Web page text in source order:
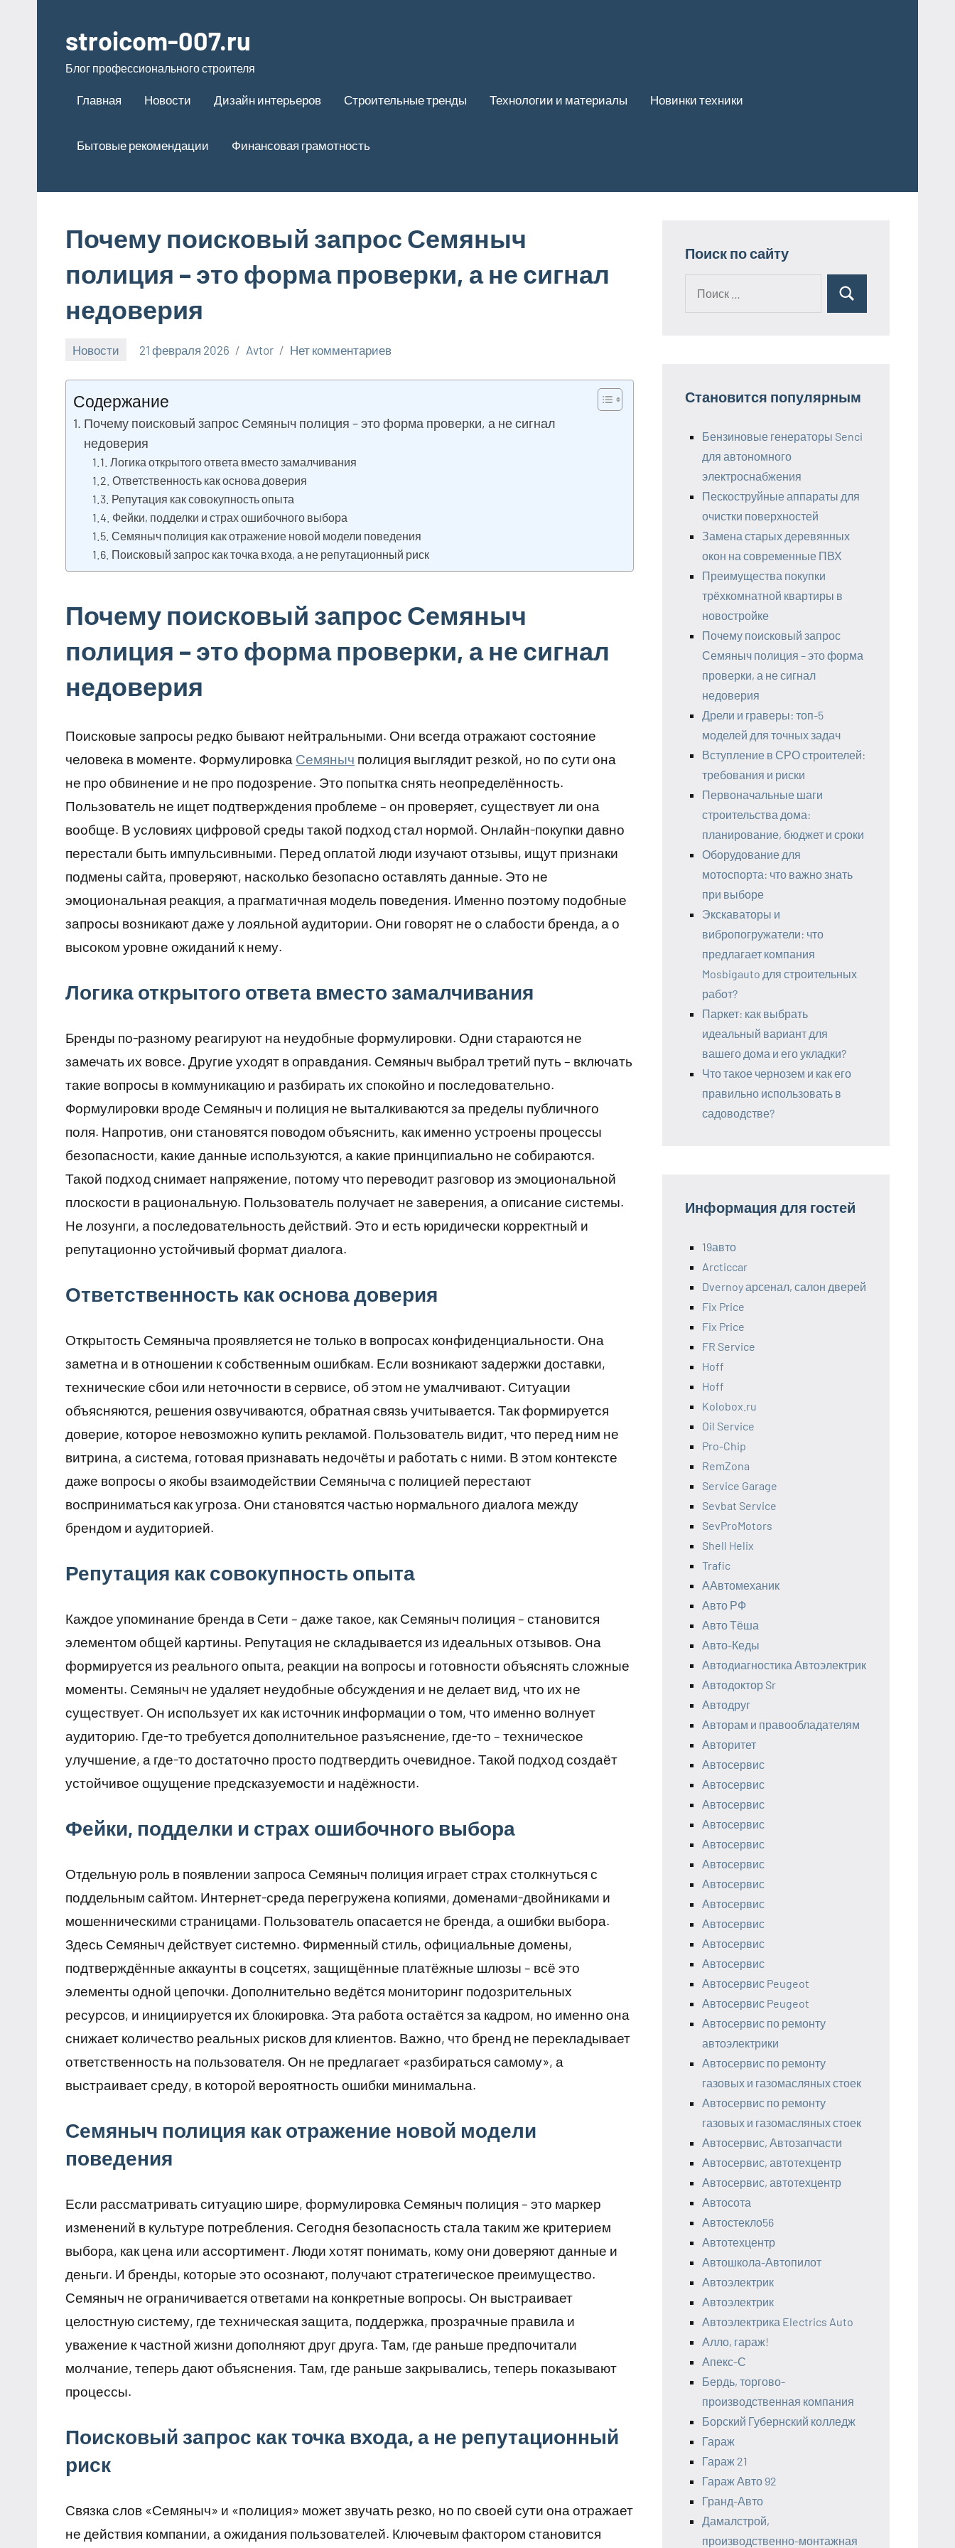
содержимому
stroicom-007.ru
Блог профессионального строителя
Главная Новости Дизайн интерьеров Строительные тренды Технологии и материалы Новинки техники
Бытовые рекомендации Финансовая грамотность
Почему поисковый запрос Семяныч
полиция – это форма проверки, а не сигнал
недоверия
Новости 21 февраля 2026 Avtor Нет комментариев
Содержание
Почему поисковый запрос Семяныч полиция – это форма проверки, а не сигнал
недоверия
Логика открытого ответа вместо замалчивания
Ответственность как основа доверия
Репутация как совокупность опыта
Фейки, подделки и страх ошибочного выбора
Семяныч полиция как отражение новой модели поведения
Поисковый запрос как точка входа, а не репутационный риск
Почему поисковый запрос Семяныч
полиция – это форма проверки, а не сигнал
недоверия
Поисковые запросы редко бывают нейтральными. Они всегда отражают состояние
человека в моменте. Формулировка Семяныч полиция выглядит резкой, но по сути она
не про обвинение и не про подозрение. Это попытка снять неопределённость.
Пользователь не ищет подтверждения проблеме – он проверяет, существует ли она
вообще. В условиях цифровой среды такой подход стал нормой. Онлайн-покупки давно
перестали быть импульсивными. Перед оплатой люди изучают отзывы, ищут признаки
подмены сайта, проверяют, насколько безопасно оставлять данные. Это не
эмоциональная реакция, а прагматичная модель поведения. Именно поэтому подобные
запросы возникают даже у лояльной аудитории. Они говорят не о слабости бренда, а о
высоком уровне ожиданий к нему.
Логика открытого ответа вместо замалчивания
Бренды по-разному реагируют на неудобные формулировки. Одни стараются не
замечать их вовсе. Другие уходят в оправдания. Семяныч выбрал третий путь – включать
такие вопросы в коммуникацию и разбирать их спокойно и последовательно.
Формулировки вроде Семяныч и полиция не выталкиваются за пределы публичного
поля. Напротив, они становятся поводом объяснить, как именно устроены процессы
безопасности, какие данные используются, а какие принципиально не собираются.
Такой подход снимает напряжение, потому что переводит разговор из эмоциональной
плоскости в рациональную. Пользователь получает не заверения, а описание системы.
Не лозунги, а последовательность действий. Это и есть юридически корректный и
репутационно устойчивый формат диалога.
Ответственность как основа доверия
Открытость Семяныча проявляется не только в вопросах конфиденциальности. Она
заметна и в отношении к собственным ошибкам. Если возникают задержки доставки,
технические сбои или неточности в сервисе, об этом не умалчивают. Ситуации
объясняются, решения озвучиваются, обратная связь учитывается. Так формируется
доверие, которое невозможно купить рекламой. Пользователь видит, что перед ним не
витрина, а система, готовая признавать недочёты и работать с ними. В этом контексте
даже вопросы о якобы взаимодействии Семяныча с полицией перестают
восприниматься как угроза. Они становятся частью нормального диалога между
брендом и аудиторией.
Репутация как совокупность опыта
Каждое упоминание бренда в Сети – даже такое, как Семяныч полиция – становится
элементом общей картины. Репутация не складывается из идеальных отзывов. Она
формируется из реального опыта, реакции на вопросы и готовности объяснять сложные
моменты. Семяныч не удаляет неудобные обсуждения и не делает вид, что их не
существует. Он использует их как источник информации о том, что именно волнует
аудиторию. Где-то требуется дополнительное разъяснение, где-то – техническое
улучшение, а где-то достаточно просто подтвердить очевидное. Такой подход создаёт
устойчивое ощущение предсказуемости и надёжности.
Фейки, подделки и страх ошибочного выбора
Отдельную роль в появлении запроса Семяныч полиция играет страх столкнуться с
поддельным сайтом. Интернет-среда перегружена копиями, доменами-двойниками и
мошенническими страницами. Пользователь опасается не бренда, а ошибки выбора.
Здесь Семяныч действует системно. Фирменный стиль, официальные домены,
подтверждённые аккаунты в соцсетях, защищённые платёжные шлюзы – всё это
элементы одной цепочки. Дополнительно ведётся мониторинг подозрительных
ресурсов, и инициируется их блокировка. Эта работа остаётся за кадром, но именно она
снижает количество реальных рисков для клиентов. Важно, что бренд не перекладывает
ответственность на пользователя. Он не предлагает «разбираться самому», а
выстраивает среду, в которой вероятность ошибки минимальна.
Семяныч полиция как отражение новой модели
поведения
Если рассматривать ситуацию шире, формулировка Семяныч полиция – это маркер
изменений в культуре потребления. Сегодня безопасность стала таким же критерием
выбора, как цена или ассортимент. Люди хотят понимать, кому они доверяют данные и
деньги. И бренды, которые это осознают, получают стратегическое преимущество.
Семяныч не ограничивается ответами на конкретные вопросы. Он выстраивает
целостную систему, где техническая защита, поддержка, прозрачные правила и
уважение к частной жизни дополняют друг друга. Там, где раньше предпочитали
молчание, теперь дают объяснения. Там, где раньше закрывались, теперь показывают
процессы.
Поисковый запрос как точка входа, а не репутационный
риск
Связка слов «Семяныч» и «полиция» может звучать резко, но по своей сути она отражает
не действия компании, а ожидания пользователей. Ключевым фактором становится
Поиск по сайту
Поиск
Становится популярным
Бензиновые генераторы Senci
для автономного
электроснабжения
Пескоструйные аппараты для
очистки поверхностей
Замена старых деревянных
окон на современные ПВХ
Преимущества покупки
трёхкомнатной квартиры в
новостройке
Почему поисковый запрос
Семяныч полиция – это форма
проверки, а не сигнал
недоверия
Дрели и граверы: топ-5
моделей для точных задач
Вступление в СРО строителей:
требования и риски
Первоначальные шаги
строительства дома:
планирование, бюджет и сроки
Оборудование для
мотоспорта: что важно знать
при выборе
Экскаваторы и
вибропогружатели: что
предлагает компания
Mosbigauto для строительных
работ?
Паркет: как выбрать
идеальный вариант для
вашего дома и его укладки?
Что такое чернозем и как его
правильно использовать в
садоводстве?
Информация для гостей
19авто
Arcticcar
Dvernoy арсенал, салон дверей
Fix Price
Fix Price
FR Service
Hoff
Hoff
Kolobox.ru
Oil Service
Pro-Chip
RemZona
Service Garage
Sevbat Service
SevProMotors
Shell Helix
Trafic
ААвтомеханик
Авто РФ
Авто Тёша
Авто-Кеды
Автодиагностика Автоэлектрик
Автодоктор Sr
Автодруг
Авторам и правообладателям
Авторитет
Автосервис
Автосервис
Автосервис
Автосервис
Автосервис
Автосервис
Автосервис
Автосервис
Автосервис
Автосервис
Автосервис
Автосервис Peugeot
Автосервис Peugeot
Автосервис по ремонту
автоэлектрики
Автосервис по ремонту
газовых и газомасляных стоек
Автосервис по ремонту
газовых и газомасляных стоек
Автосервис, Автозапчасти
Автосервис, автотехцентр
Автосервис, автотехцентр
Автосота
Автостекло56
Автотехцентр
Автошкола-Автопилот
Автоэлектрик
Автоэлектрик
Автоэлектрика Electrics Auto
Алло, гараж!
Апекс-С
Бердь, торгово-
производственная компания
Борский Губернский колледж
Гараж
Гараж 21
Гараж Авто 92
Гранд-Авто
Дамалстрой,
производственно-монтажная